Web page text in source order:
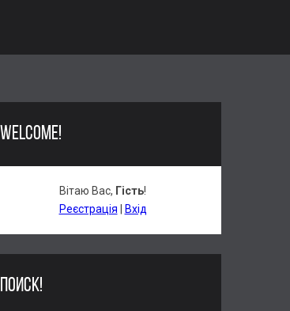
WELCOME!
Вітаю Вас, Гість!
Реєстрація
Вхід
ПОИСК!